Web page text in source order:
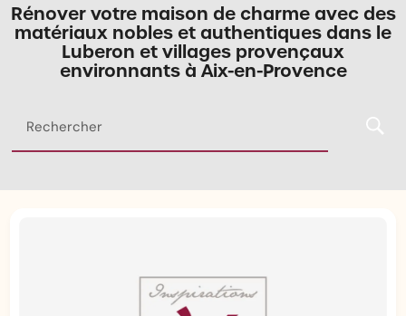
Rénover votre maison de charme avec des
matériaux nobles et authentiques dans le
Luberon et villages provençaux
environnants à Aix-en-Provence
Rechercher